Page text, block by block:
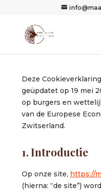
Deze
geüpdatet op 19 mei
op burgers en
van de Europese
Zwitserland.
1. Introductie
Op onze site, https://
(hierna: “de site”)